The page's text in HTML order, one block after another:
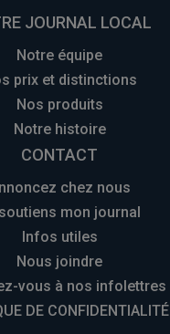
JOURNAL LOCAL
Notre équipe
prix et distinctions
Nos produits
Notre histoire
CONTACT
chez nous
mon journal
Infos utiles
Nous joindre
vous à nos infolettres
DE CONFIDENTIALITÉ